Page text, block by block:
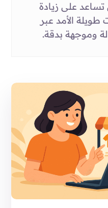
تساعد على زيادة
طويلة الأمد عبر
وموجهة بدقة.